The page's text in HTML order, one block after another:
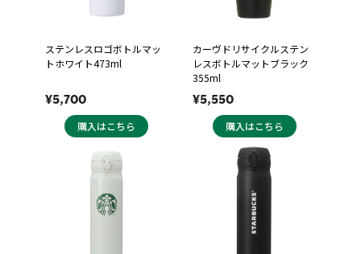
ステンレスロゴボトルマッ
トホワイト473ml
¥5,700
購入はこちら
カーヴドリサイクルステン
レスボトルマットブラック
355ml
¥5,550
購入はこちら